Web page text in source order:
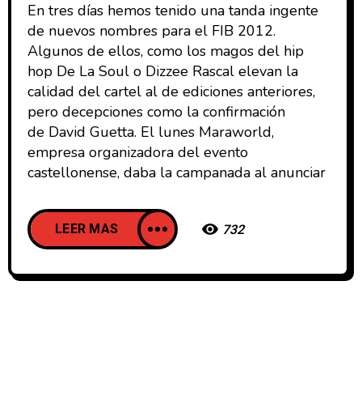
En tres días hemos tenido una tanda ingente
de nuevos nombres para el FIB 2012.
Algunos de ellos, como los magos del hip
hop De La Soul o Dizzee Rascal elevan la
calidad del cartel al de ediciones anteriores,
pero decepciones como la confirmación
de David Guetta. El lunes Maraworld,
empresa organizadora del evento
castellonense, daba la campanada al anunciar
LEER MAS 732